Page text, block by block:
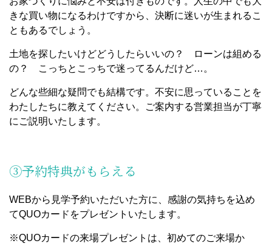
きな買い物になるわけですから、決断に迷いが生まれるこ
ともあるでしょう。
土地を探したいけどどうしたらいいの？ ローンは組める
の？ こっちとこっちで迷ってるんだけど…。
どんな些細な疑問でも結構です。不安に思っていることを
わたしたちに教えてください。ご案内する営業担当が丁寧
にご説明いたします。
③予約特典がもらえる
WEBから見学予約いただいた方に、感謝の気持ちを込め
てQUOカードをプレゼントいたします。
※QUOカードの来場プレゼントは、初めてのご来場か